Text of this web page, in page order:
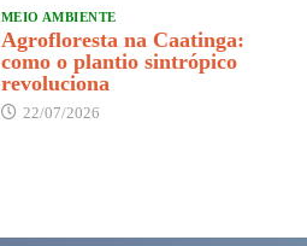
MEIO AMBIENTE
Agrofloresta na Caatinga:
como o plantio sintrópico
revoluciona
22/07/2026